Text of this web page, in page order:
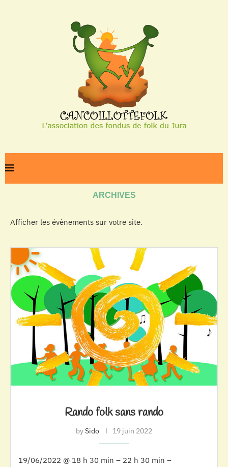
ARCHIVES
Afficher les évènements sur votre site.
Rando folk sans rando
bySido 19 juin 2022
19/06/2022 @ 18 h 30 min – 22 h 30 min –